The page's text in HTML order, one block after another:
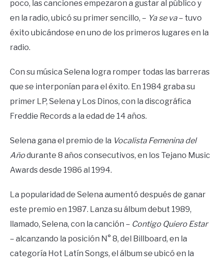
poco, las canciones empezaron a gustar al público y
en la radio, ubicó su primer sencillo, – Ya se va– tuvo
éxito ubicándose en uno de los primeros lugares en la
radio.
Con su música Selena logra romper todas las barreras
que se interponían para el éxito. En 1984 graba su
primer LP, Selena y Los Dinos, con la discográfica
Freddie Records a la edad de 14 años.
Selena gana el premio de la Vocalista Femenina del
Añodurante 8 años consecutivos, en los Tejano Music
Awards desde 1986 al 1994.
La popularidad de Selena aumentó después de ganar
este premio en 1987. Lanza su álbum debut 1989,
llamado, Selena, con la canción – Contigo Quiero Estar
– alcanzando la posición N° 8, del Billboard, en la
categoría Hot Latín Songs, el álbum se ubicó en la